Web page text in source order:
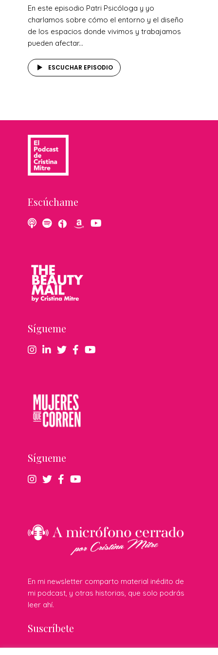
En este episodio Patri Psicóloga y yo
charlamos sobre cómo el entorno y el diseño
de los espacios donde vivimos y trabajamos
pueden afectar...
ESCUCHAR EPISODIO
Escúchame
Sígueme
Sígueme
En mi newsletter comparto material inédito de
mi podcast, y otras historias, que solo podrás
leer ahí.
Suscríbete